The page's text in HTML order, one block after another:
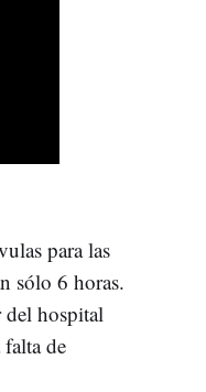
para las
sólo 6 horas.
del hospital
de